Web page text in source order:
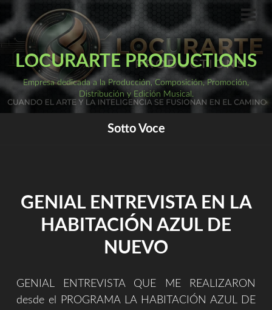
al
contenido
LOCURARTE PRODUCTIONS
Empresa dedicada a la Producción, Composición, Promoción,
Distribución y Edición Musical.
Sotto Voce
GENIAL ENTREVISTA EN LA
HABITACIÓN AZUL DE
NUEVO
GENIAL ENTREVISTA QUE ME REALIZARON
desde el PROGRAMA LA HABITACIÓN AZUL DE